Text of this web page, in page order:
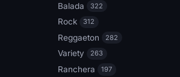
Balada 322
Rock 312
Reggaeton 282
Variety 263
Ranchera 197